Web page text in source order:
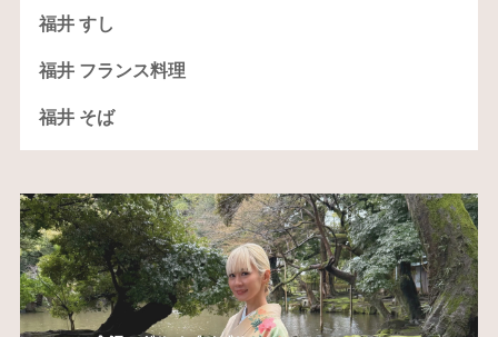
福井 すし
福井 フランス料理
福井 そば